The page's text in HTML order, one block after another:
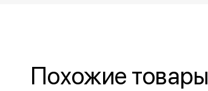
Похожие товары